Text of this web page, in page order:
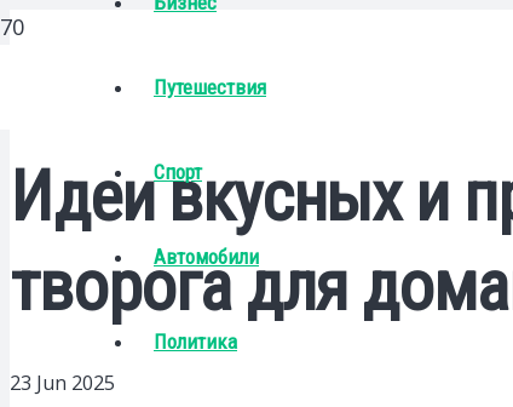
Путешествия
Спорт
Автомобили
Политика
Идеи вкусных и
творога для
23 Jun 2025